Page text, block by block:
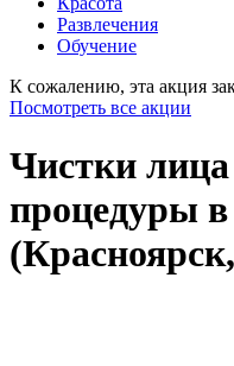
Развлечения
Обучение
К сожалению, эта акция
Посмотреть все акции
Чистки
процедуры в